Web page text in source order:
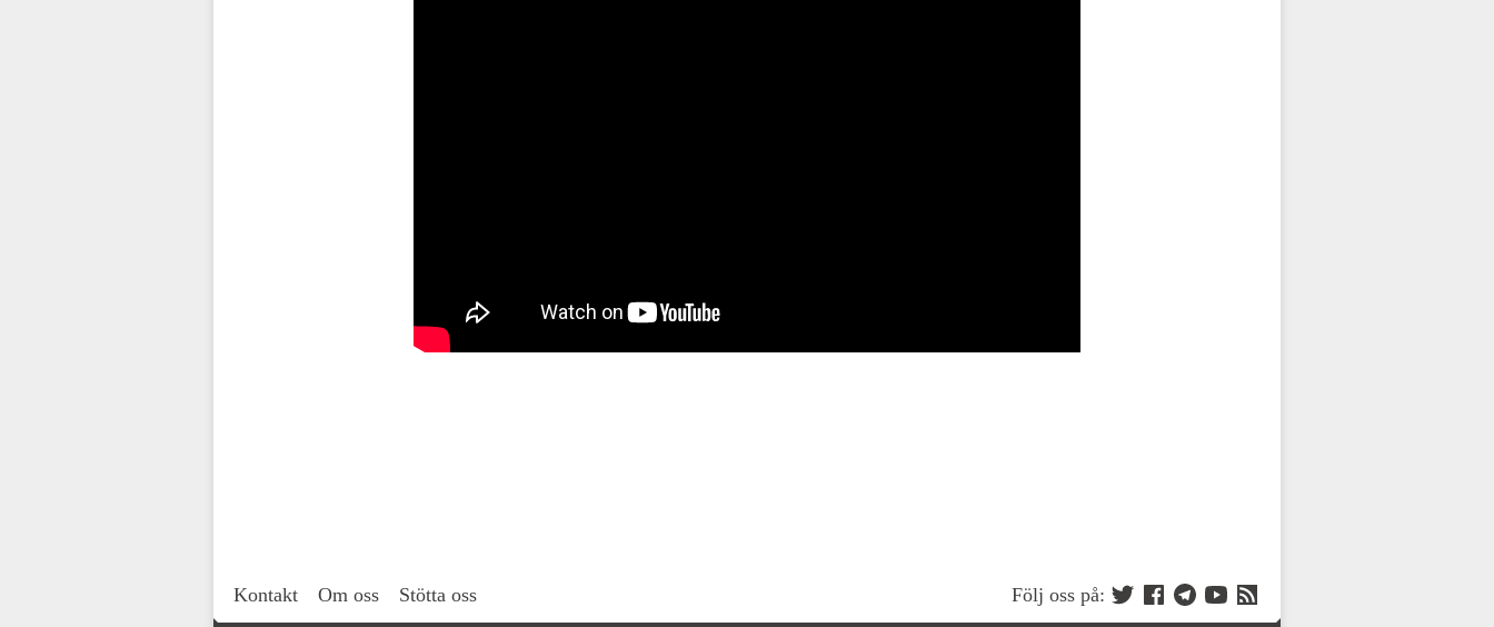
Kontakt Om oss Stötta oss Följ oss på: